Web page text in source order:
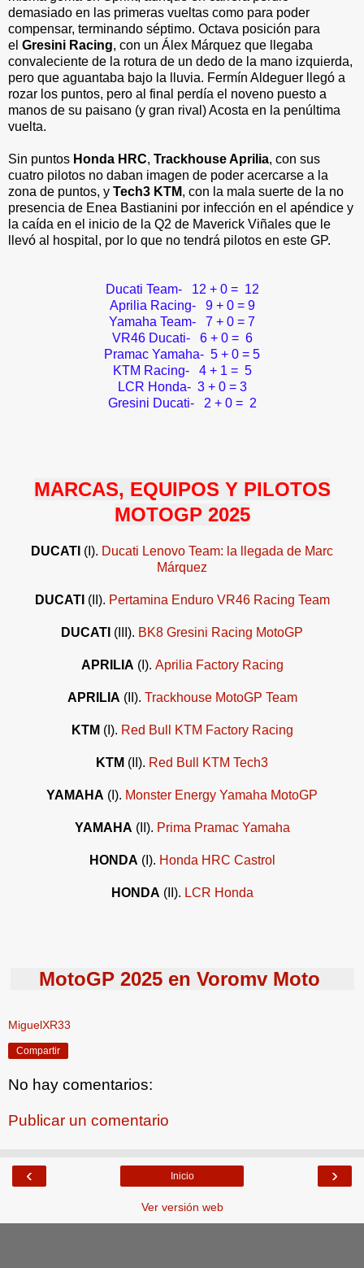
demasiado en las primeras vueltas como para poder
compensar, terminando séptimo. Octava posición para
el Gresini Racing, con un Álex Márquez que llegaba
convaleciente de la rotura de un dedo de la mano izquierda,
pero que aguantaba bajo la lluvia. Fermín Aldeguer llegó a
rozar los puntos, pero al final perdía el noveno puesto a
manos de su paisano (y gran rival) Acosta en la penúltima
vuelta.
Sin puntos Honda HRC, Trackhouse Aprilia, con sus
cuatro pilotos no daban imagen de poder acercarse a la
zona de puntos, y Tech3 KTM, con la mala suerte de la no
presencia de Enea Bastianini por infección en el apéndice y
la caída en el inicio de la Q2 de Maverick Viñales que le
llevó al hospital, por lo que no tendrá pilotos en este GP.
Ducati Team-12 + 0 = 12
Aprilia Racing- 9 + 0 = 9
Yamaha Team- 7 + 0 = 7
VR46 Ducati- 6 + 0 = 6
Pramac Yamaha- 5 + 0 = 5
KTM Racing- 4 + 1 = 5
LCR Honda- 3 + 0 = 3
Gresini Ducati- 2 + 0 = 2
MARCAS, EQUIPOS Y PILOTOS
MOTOGP 2025
DUCATI (I). Ducati Lenovo Team: la llegada de Marc
Márquez
DUCATI (II). Pertamina Enduro VR46 Racing Team
DUCATI (III). BK8 Gresini Racing MotoGP
APRILIA (I). Aprilia Factory Racing
APRILIA (II). Trackhouse MotoGP Team
KTM (I). Red Bull KTM Factory Racing
KTM (II). Red Bull KTM Tech3
YAMAHA (I). Monster Energy Yamaha MotoGP
YAMAHA (II). Prima Pramac Yamaha
HONDA (I). Honda HRC Castrol
HONDA (II). LCR Honda
MotoGP 2025 en Voromv Moto
MiguelXR33
Compartir
No hay comentarios:
Publicar un comentario
‹ ›
Inicio
Ver versión web